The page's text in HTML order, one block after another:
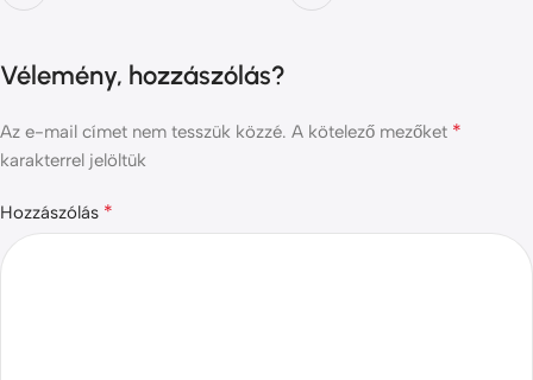
Vélemény, hozzászólás?
Az e-mail címet nem tesszük közzé. A kötelező mezőket *
karakterrel jelöltük
Hozzászólás *